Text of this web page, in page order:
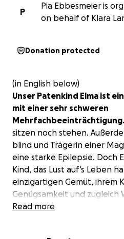
P
Pia Ebbesmeier is
on behalf of Klara
Donation protected
(in English below)
Unser Patenkind Elma ist
mit einer sehr schweren
Mehrfachbeeinträchtigung.
sitzen noch stehen.
blind und Trägerin einer
eine starke Epilepsie. Doch
Kind, das Lust auf’s Leben
einzigartigen Gemüt, ihrem
Genügsamkeit und zugleich
viele Menschen und bringt
Read more